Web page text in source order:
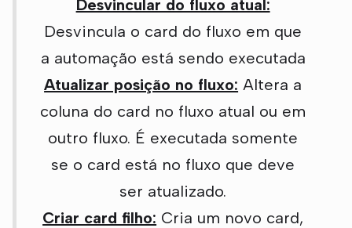
Desvincular do fluxo atual:
Desvincula o card do fluxo em que
a automação está sendo executada
Atualizar posição no fluxo: Altera a
coluna do card no fluxo atual ou em
outro fluxo. É executada somente
se o card está no fluxo que deve
ser atualizado.
Criar card filho: Cria um novo card,